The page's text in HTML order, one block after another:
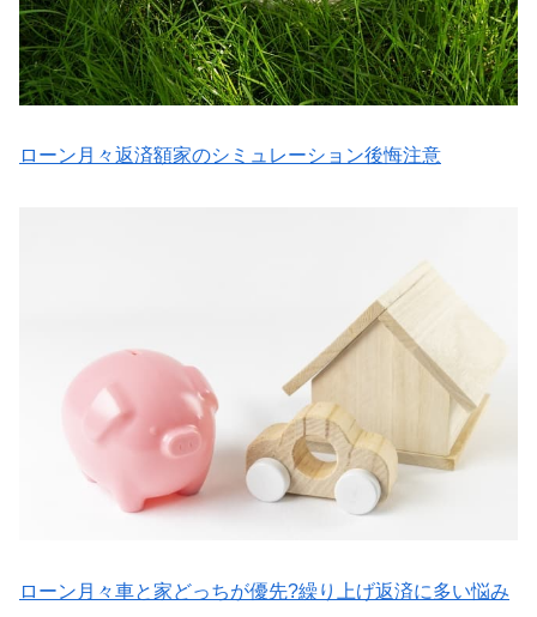
ローン月々返済額家のシミュレーション後悔注意
ローン月々車と家どっちが優先?繰り上げ返済に多い悩み